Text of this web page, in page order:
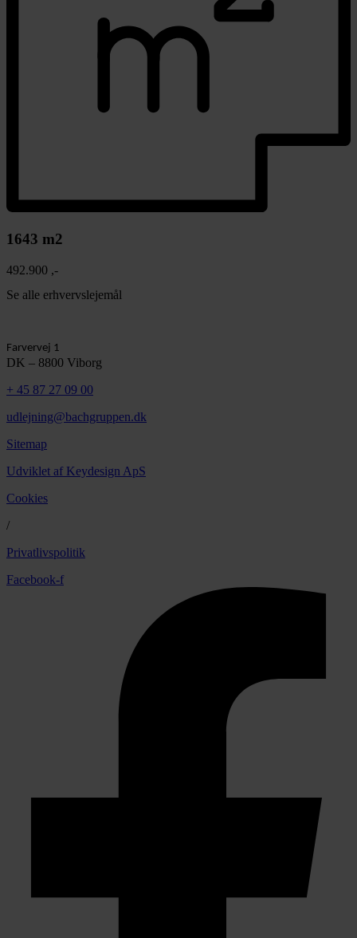
1643 m2
492.900 ,-
Se alle erhvervslejemål
Farvervej 1
DK – 8800 Viborg
+ 45 87 27 09 00
udlejning@bachgruppen.dk
Sitemap
Udviklet af Keydesign ApS
Cookies
/
Privatlivspolitik
Facebook-f